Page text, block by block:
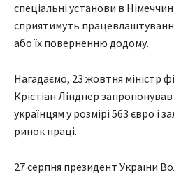
спеціальні установи в
сприятимуть
або їх поверненню додому.
Нагадаємо, 23 жовтня міністр
Крістіан Лінднер
українцям у розмірі 563 євро і
ринок праці.
27 серпня президент України